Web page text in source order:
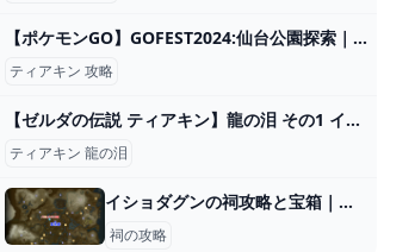
【ポケモンGO】GOFEST2024:仙台公園探索｜スペシャルリサーチ内容 - ゲームウィズ
ティアキン 攻略
【ゼルダの伝説 ティアキン】龍の泪 その1 インパと地上絵 場所 行き方 攻略【ティアーズオブザキングダム】 - YouTube
ティアキン 龍の泪
イショダグンの祠攻略と宝箱｜風を生み出すもの
祠の攻略